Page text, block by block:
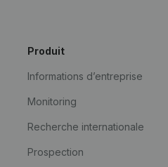
Produit
Informations d’entreprise
Monitoring
Recherche internationale
Prospection